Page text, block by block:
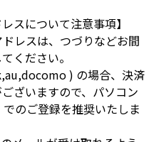
スについて注意事項】
レスは、つづりなどお間
ください。
) の場合、決済
ざいますので、パソコン
のご登録を推奨いたしま